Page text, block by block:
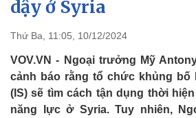
Tổ chức nhân sự
Nhận diện sự thật
Việc
Biển
dậy ở Syria
Thứ Ba, 11:05, 10/12/2024
VOV.VN - Ngoại trưởng Mỹ
cảnh báo rằng tổ chức khủng bố
(IS) sẽ tìm cách tận dụng thời
năng lực ở Syria. Tuy nhiên,